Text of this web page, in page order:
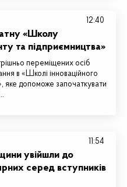
«Школу
та підприємництва»
переміщених осіб
в «Школі інноваційного
яке допоможе започаткувати
12:40
увійшли до
серед вступників
11:54